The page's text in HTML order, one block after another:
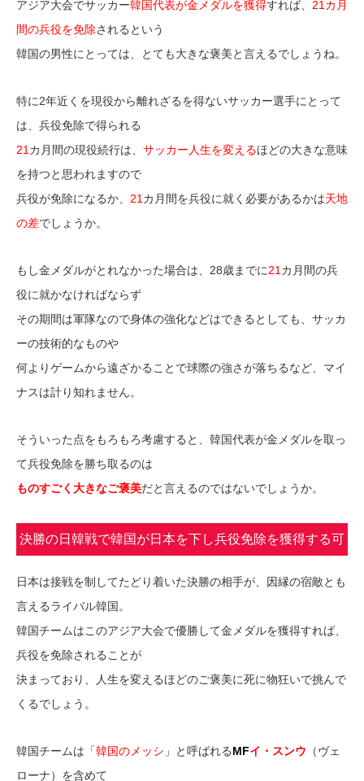
アジア大会でサッカー韓国代表が金メダルを獲得すれば、 21カ月
間の兵役を免除されるという
韓国の男性にとっては、とても大きな褒美と言えるでしょうね。
特に2年近くを現役から離れざるを得ないサッカー選手にとって
は、兵役免除で得られる
21 カ月間の現役続行は、 サッカー人生を変えるほどの大きな意味
を持つと思われますので
兵役が免除になるか、 21 カ月間を兵役に就く必要があるかは天地
の差でしょうか。
もし金メダルがとれなかった場合は、28歳までに21 カ月間の兵
役に就かなければならず
その期間は軍隊なので身体の強化などはできるとしても、サッカ
ーの技術的なものや
何よりゲームから遠ざかることで球際の強さが落ちるなど、マイ
ナスは計り知れません。
そういった点をもろもろ考慮すると、韓国代表が金メダルを取っ
て兵役免除を勝ち取るのは
ものすごく大きなご褒美だと言えるのではないでしょうか。
決勝の日韓戦で韓国が日本を下し兵役免除を獲得する可
日本は接戦を制してたどり着いた決勝の相手が、因縁の宿敵とも
言えるライバル韓国。
韓国チームはこのアジア大会で優勝して金メダルを獲得すれば、
兵役を免除されることが
決まっており、人生を変えるほどのご褒美に死に物狂いで挑んで
くるでしょう。
韓国チームは「韓国のメッシ 」と呼ばれるMFイ・スンウ （ヴェ
ローナ）を含めて